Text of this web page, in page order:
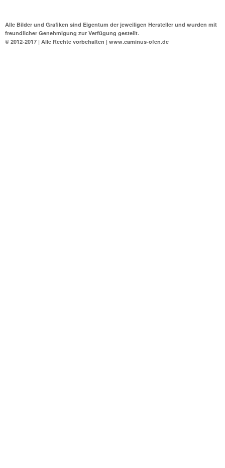
Alle Bilder und Grafiken sind Eigentum der jeweiligen Hersteller und wurden mit
freundlicher Genehmigung zur Verfügung gestellt.
© 2012-2017 | Alle Rechte vorbehalten | www.caminus-ofen.de